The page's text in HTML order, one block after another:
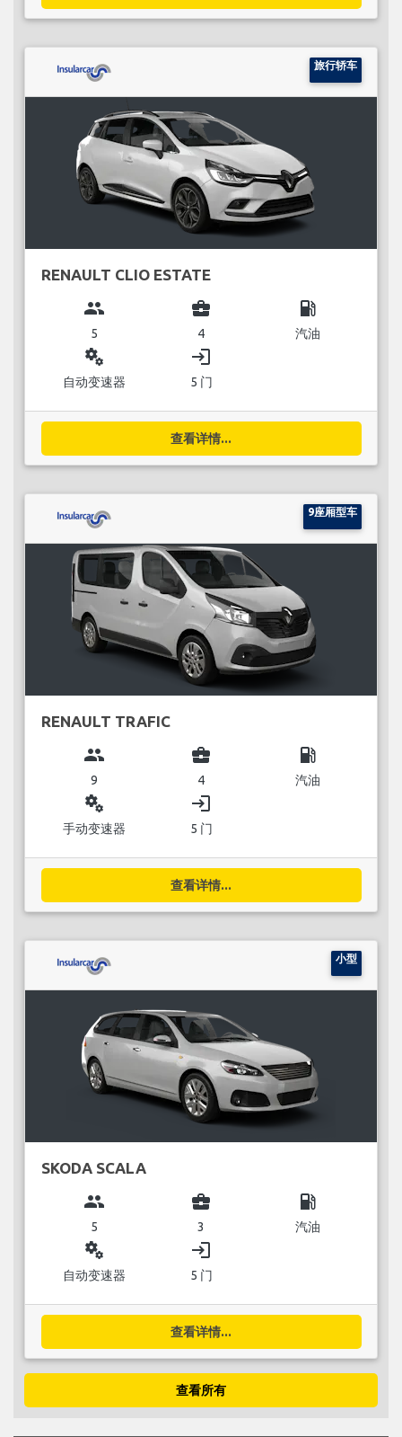
旅行轿车
RENAULT CLIO ESTATE
group
5
business_center
4
local_gas_station
汽油
miscellaneous_services
自动变速器
login
5 门
查看详情...
9座厢型车
RENAULT TRAFIC
group
9
business_center
4
local_gas_station
汽油
miscellaneous_services
手动变速器
login
5 门
查看详情...
小型
SKODA SCALA
group
5
business_center
3
local_gas_station
汽油
miscellaneous_services
自动变速器
login
5 门
查看详情...
查看所有